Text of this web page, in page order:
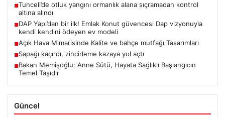
■Tunceli’de otluk yangını ormanlık alana sıçramadan kontrol
altına alındı
■DAP Yapı’dan bir ilk! Emlak Konut güvencesi Dap vizyonuyla
kendi kendini ödeyen ev modeli
■Açık Hava Mimarisinde Kalite ve bahçe mutfağı Tasarımları
■Sapağı kaçırdı, zincirleme kazaya yol açtı
■Bakan Memişoğlu: Anne Sütü, Hayata Sağlıklı Başlangıcın
Temel Taşıdır
Güncel